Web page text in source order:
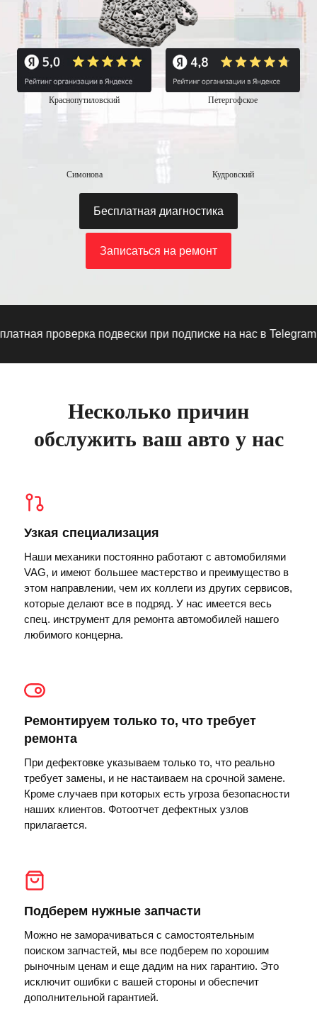
Краснопутиловский Петергофское
Симонова Кудровский
Бесплатная диагностика
Записаться на ремонт
проверка подвески при подписке на нас в Telegram·
Несколько причин
обслужить ваш авто у нас
Узкая специализация
Наши механики постоянно работают с автомобилями
VAG, и имеют большее мастерство и преимущество в
этом направлении, чем их коллеги из других сервисов,
которые делают все в подряд. У нас имеется весь
спец. инструмент для ремонта автомобилей нашего
любимого концерна.
Ремонтируем только то, что требует
ремонта
При дефектовке указываем только то, что реально
требует замены, и не настаиваем на срочной замене.
Кроме случаев при которых есть угроза безопасности
наших клиентов. Фотоотчет дефектных узлов
прилагается.
Подберем нужные запчасти
Можно не заморачиваться с самостоятельным
поиском запчастей, мы все подберем по хорошим
рыночным ценам и еще дадим на них гарантию. Это
исключит ошибки с вашей стороны и обеспечит
дополнительной гарантией.